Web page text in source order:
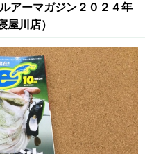
アーマガジン２０２４年
川店）